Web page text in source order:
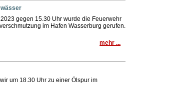
gegen 15.30 Uhr wurde die Feuerwehr
im Hafen Wasserburg gerufen.
mehr ...
um 18.30 Uhr zu einer Ölspur im